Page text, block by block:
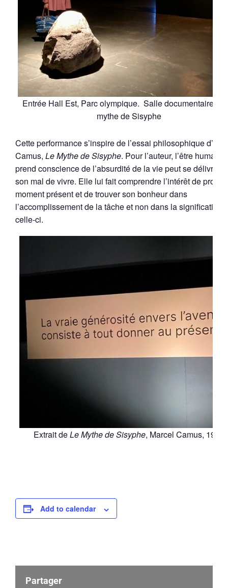
Entrée Hall Est, Parc olympique. Salle documentaire
mythe de Sisyphe
Cette performance s’inspire de l’essai philosophique
Camus, Le Mythe de Sisyphe. Pour l’auteur, l’être humain
prend conscience de l’absurdité de la vie peut se délivrer
son mal de vivre. Elle lui fait comprendre l’intérêt de
moment présent et de trouver son bonheur dans
l’accomplissement de la tâche et non dans la signification
celle-ci.
Extrait deLe Mythe de Sisyphe, Marcel Camus, 1942
Add to calendar
Partager